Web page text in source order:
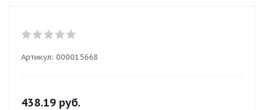
Артикул: 000015668
438.19 руб.